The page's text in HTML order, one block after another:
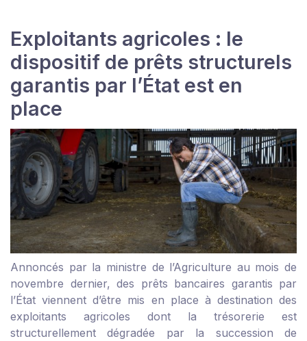
Exploitants agricoles : le
dispositif de prêts structurels
garantis par l’État est en
place
Annoncés par la ministre de l’Agriculture au mois de
novembre dernier, des prêts bancaires garantis par
l’État viennent d’être mis en place à destination des
exploitants agricoles dont la trésorerie est
structurellement dégradée par la succession de